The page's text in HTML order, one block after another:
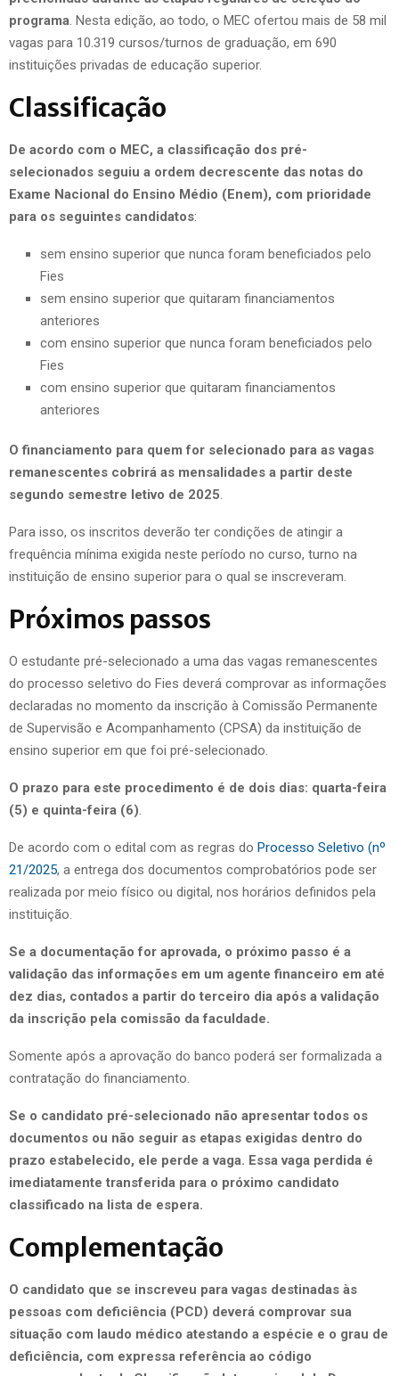
programa . Nesta edição, ao todo, o MEC ofertou mais de 58 mil
vagas para 10.319 cursos/turnos de graduação, em 690
instituições privadas de educação superior.
Classificação
De acordo com o MEC, a classificação dos pré-
selecionados seguiu a ordem decrescente das notas do
Exame Nacional do Ensino Médio (Enem), com prioridade
para os seguintes candidatos:
sem ensino superior que nunca foram beneficiados pelo
Fies
sem ensino superior que quitaram financiamentos
anteriores
com ensino superior que nunca foram beneficiados pelo
Fies
com ensino superior que quitaram financiamentos
anteriores
O financiamento para quem for selecionado para as vagas
remanescentes cobrirá as mensalidades a partir deste
segundo semestre letivo de 2025
Para isso, os inscritos deverão ter condições de atingir a
frequência mínima exigida neste período no curso, turno na
instituição de ensino superior para o qual se inscreveram.
Próximos passos
O estudante pré-selecionado a uma das vagas remanescentes
do processo seletivo do Fies deverá comprovar as informações
declaradas no momento da inscrição à Comissão Permanente
de Supervisão e Acompanhamento (CPSA) da instituição de
ensino superior em que foi pré-selecionado.
O prazo para este procedimento é de dois dias: quarta-feira
(5) e quinta-feira (6)
De acordo com o edital com as regras do Processo Seletivo (nº
21/2025, a entrega dos documentos comprobatórios pode ser
realizada por meio físico ou digital, nos horários definidos pela
instituição.
Se a documentação for aprovada, o próximo passo é a
validação das informações em um agente financeiro em até
dez dias, contados a partir do terceiro dia após a validação
da inscrição pela comissão da faculdade.
Somente após a aprovação do banco poderá ser formalizada a
contratação do financiamento.
Se o candidato pré-selecionado não apresentar todos os
documentos ou não seguir as etapas exigidas dentro do
prazo estabelecido, ele perde a vaga. Essa vaga perdida é
imediatamente transferida para o próximo candidato
classificado na lista de espera.
Complementação
O candidato que se inscreveu para vagas destinadas às
pessoas com deficiência (PCD) deverá comprovar sua
situação com laudo médico atestando a espécie e o grau de
deficiência, com expressa referência ao código